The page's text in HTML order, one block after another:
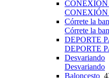
Córrete la
Córrete la
DEPORTE
DEPORTE
Desvariando
Desvariando
Baloncesto